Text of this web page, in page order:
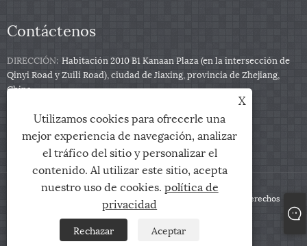
Contáctenos
DIRECCIÓN: Habitación 2010 B1 Kanaan Plaza (en la intersección de
Qinyi Road y Zuili Road), ciudad de Jiaxing, provincia de Zhejiang,
China
Correo electrónico:
info@zjarris.com
Copyright © 2025 Zhejiang Arris IMP & EXP Co., Ltd. Todos los derechos
Sitemap RSS XML política de privacidad
X
Utilizamos cookies para ofrecerle una
mejor experiencia de navegación, analizar
el tráfico del sitio y personalizar el
contenido. Al utilizar este sitio, acepta
nuestro uso de cookies. política de
privacidad
Rechazar Aceptar